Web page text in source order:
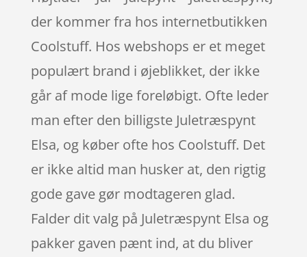
der kommer fra hos internetbutikken
Coolstuff. Hos webshops er et meget
populært brand i øjeblikket, der ikke
går af mode lige foreløbigt. Ofte leder
man efter den billigste Juletræspynt
Elsa, og køber ofte hos Coolstuff. Det
er ikke altid man husker at, den rigtig
gode gave gør modtageren glad.
Falder dit valg på Juletræspynt Elsa og
pakker gaven pænt ind, at du bliver